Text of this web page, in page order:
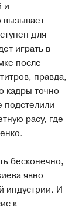
и
вызывает
для
играть в
после
правда,
кадры точно
подстелили
расу, где
бесконечно,
явно
индустрии. И